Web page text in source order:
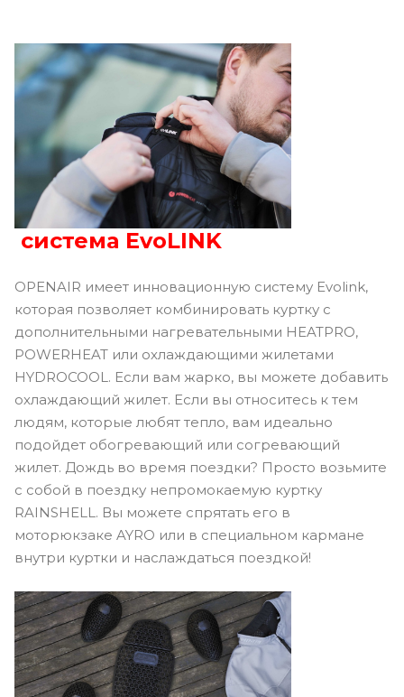
система EvoLINK
OPENAIR имеет инновационную систему Evolink,
которая позволяет комбинировать куртку с
дополнительными нагревательными HEATPRO,
POWERHEAT или охлаждающими жилетами
HYDROCOOL. Если вам жарко, вы можете добавить
охлаждающий жилет. Если вы относитесь к тем
людям, которые любят тепло, вам идеально
подойдет обогревающий или согревающий
жилет. Дождь во время поездки? Просто возьмите
с собой в поездку непромокаемую куртку
RAINSHELL. Вы можете спрятать его в
моторюкзаке AYRO или в специальном кармане
внутри куртки и наслаждаться поездкой!